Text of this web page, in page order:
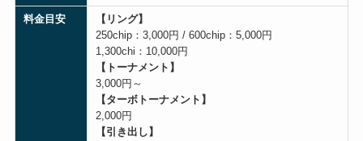
料金目安
【リング】
250chip：3,000円 / 600chip：5,000円
1,300chi：10,000円
【トーナメント】
3,000円～
【ターボトーナメント】
2,000円
【引き出し】